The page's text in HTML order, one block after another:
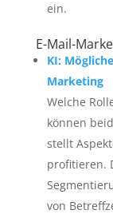
ein.
E-Mail-
KI:
Marketing
Welche
können
stellt
profitieren.
von